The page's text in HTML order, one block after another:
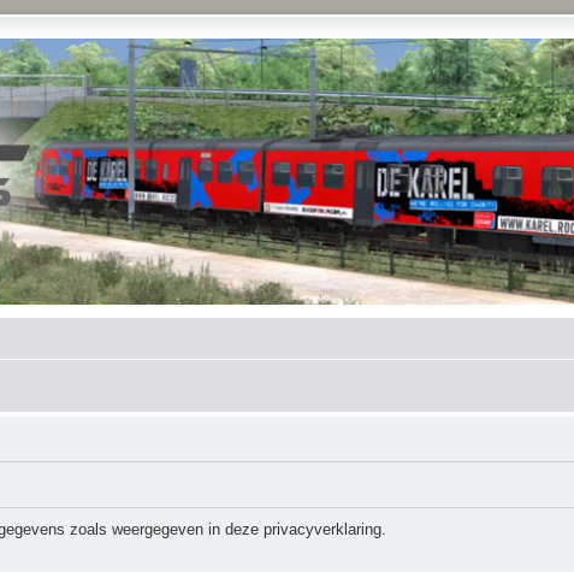
zoals weergegeven in deze privacyverklaring.